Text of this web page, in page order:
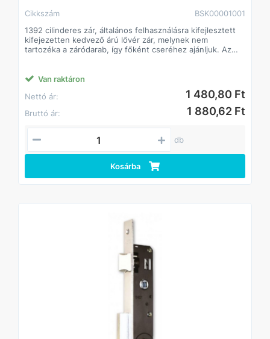
Cikkszám
BSK00001001
1392 cilinderes zár, általános felhasználásra kifejlesztett
kifejezetten kedvező árú lővér zár, melynek nem
tartozéka a záródarab, így főként cseréhez ajánljuk. Az
Van raktáron
Nettó ár:
1 480,80 Ft
Bruttó ár: 1 880,62 Ft
db
Kosárba